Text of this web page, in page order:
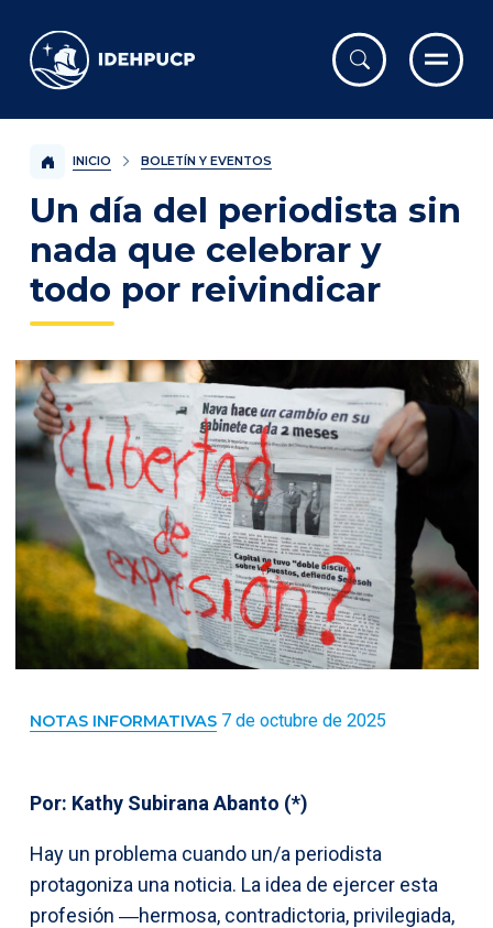
IDEHPUCP
INICIO BOLETÍN Y EVENTOS
Un día del periodista sin
nada que celebrar y
todo por reivindicar
NOTAS INFORMATIVAS 7 de octubre de 2025
Por: Kathy Subirana Abanto (*)
Hay un problema cuando un/a periodista
protagoniza una noticia. La idea de ejercer esta
profesión ―hermosa, contradictoria, privilegiada,